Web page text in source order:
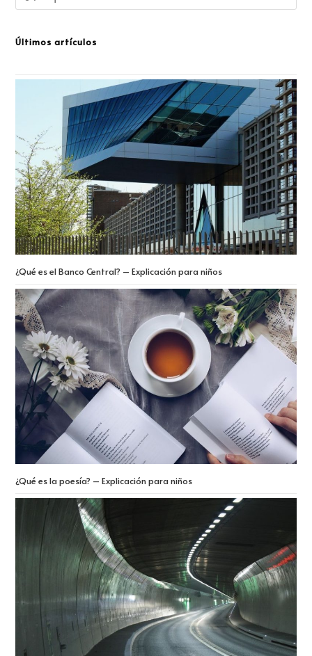
Últimos artículos
¿Qué es el Banco Central? – Explicación para niños
¿Qué es la poesía? – Explicación para niños